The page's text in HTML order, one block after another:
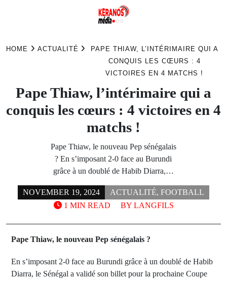
HOME ACTUALITÉ
PAPE THIAW, L’INTÉRIMAIRE QUI A
CONQUIS LES CŒURS : 4
VICTOIRES EN 4 MATCHS !
Pape Thiaw, l’intérimaire qui a
conquis les cœurs : 4 victoires en 4
matchs !
Pape Thiaw, le nouveau Pep sénégalais
? En s’imposant 2-0 face au Burundi
grâce à un doublé de Habib Diarra,…
NOVEMBER 19, 2024 ACTUALITÉ, FOOTBALL
BY LANGFILS
1 MIN READ
Pape Thiaw, le nouveau Pep sénégalais ?
En s’imposant 2-0 face au Burundi grâce à un doublé de Habib
Diarra, le Sénégal a validé son billet pour la prochaine Coupe